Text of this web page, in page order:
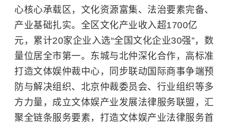
心核心承载区，文化资源富集、法治要素完备、
产业基础扎实。全区文化产业收入超1700亿
元，累计20家企业入选“全国文化企业30强”，数
量位居全市第一。东城与北仲深化合作，高标准
打造文体娱仲裁中心，同步联动国际商事争端预
防与解决组织、北京仲裁委员会、行业组织等多
方力量，成立文体娱产业发展法律服务联盟，汇
聚全链条服务要素，打造文体娱产业法律服务首